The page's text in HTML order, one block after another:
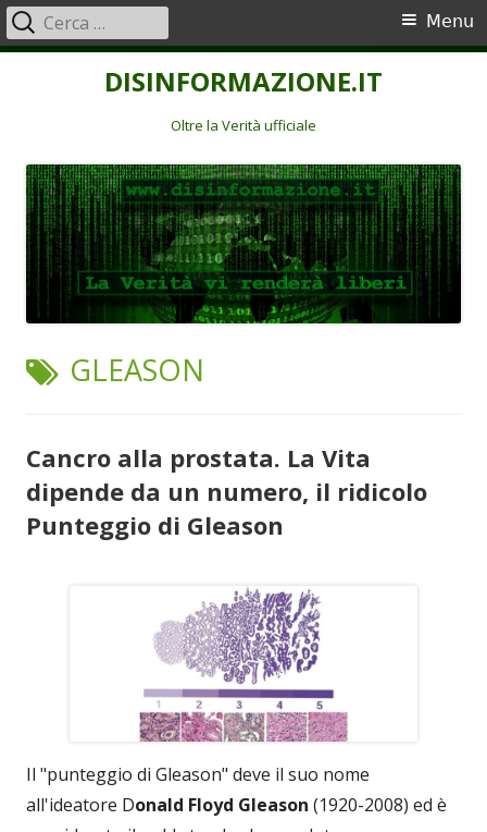
DISINFORMAZIONE.IT
Oltre la Verità ufficiale
Menu
principale
Menu
Ricerca
per:
TAG:
GLEASON
Cancro alla prostata. La Vita
dipende da un numero, il ridicolo
Punteggio di Gleason
Il "punteggio di Gleason" deve il suo nome
all'ideatore Donald Floyd Gleason (1920-2008) ed è